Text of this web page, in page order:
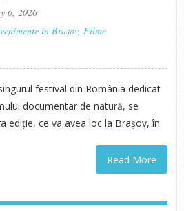
6, 2026
in Brasov, Filme
festival din România dedicat
documentar de natură, se
ediție, ce va avea loc la Brașov, în
Read More